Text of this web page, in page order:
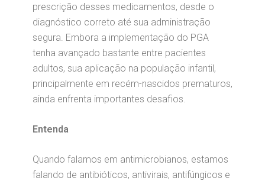
prescrição desses medicamentos, desde o
diagnóstico correto até sua administração
segura. Embora a implementação do PGA
tenha avançado bastante entre pacientes
adultos, sua aplicação na população infantil,
principalmente em recém-nascidos prematuros,
ainda enfrenta importantes desafios.
Entenda
Quando falamos em antimicrobianos, estamos
falando de antibióticos, antivirais, antifúngicos e